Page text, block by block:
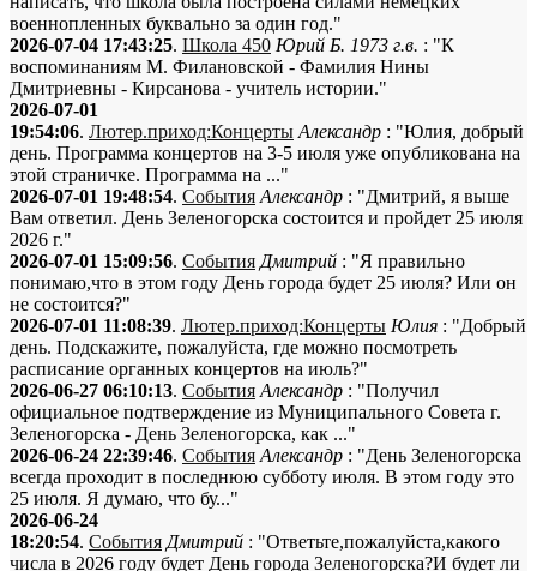
военнопленных буквально за один год."
2026-07-04 17:43:25. Школа 450 Юрий Б. 1973 г.в. : "К
воспоминаниям М. Филановской - Фамилия Нины
Дмитриевны - Кирсанова - учитель истории."
2026-07-01
19:54:06. Лютер.приход:Концерты Александр : "Юлия, добрый
день. Программа концертов на 3-5 июля уже опубликована на
этой страничке. Программа на ..."
2026-07-01 19:48:54. События Александр : "Дмитрий, я выше
Вам ответил. День Зеленогорска состоится и пройдет 25 июля
2026 г."
2026-07-01 15:09:56. События Дмитрий : "Я правильно
понимаю,что в этом году День города будет 25 июля? Или он
не состоится?"
2026-07-01 11:08:39. Лютер.приход:Концерты Юлия : "Добрый
день. Подскажите, пожалуйста, где можно посмотреть
расписание органных концертов на июль?"
2026-06-27 06:10:13. События Александр : "Получил
официальное подтверждение из Муниципального Совета г.
Зеленогорска - День Зеленогорска, как ..."
2026-06-24 22:39:46. События Александр : "День Зеленогорска
всегда проходит в последнюю субботу июля. В этом году это
25 июля. Я думаю, что бу..."
2026-06-24
18:20:54. События Дмитрий : "Ответьте,пожалуйста,какого
числа в 2026 году будет День города Зеленогорска?И будет ли